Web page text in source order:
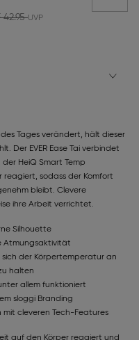
42.95
Tages verändert, hält dieser
Der EVER Ease Tai verbindet
HeiQ Smart Temp
reagiert, sodass der Komfort
bleibt. Clevere
ihre Arbeit verrichtet.
Silhouette
Atmungsaktivität
sich der Körpertemperatur an
halten
allem funktioniert
sloggi Branding
mit cleveren Tech-Features
auf den Körper reagiert und